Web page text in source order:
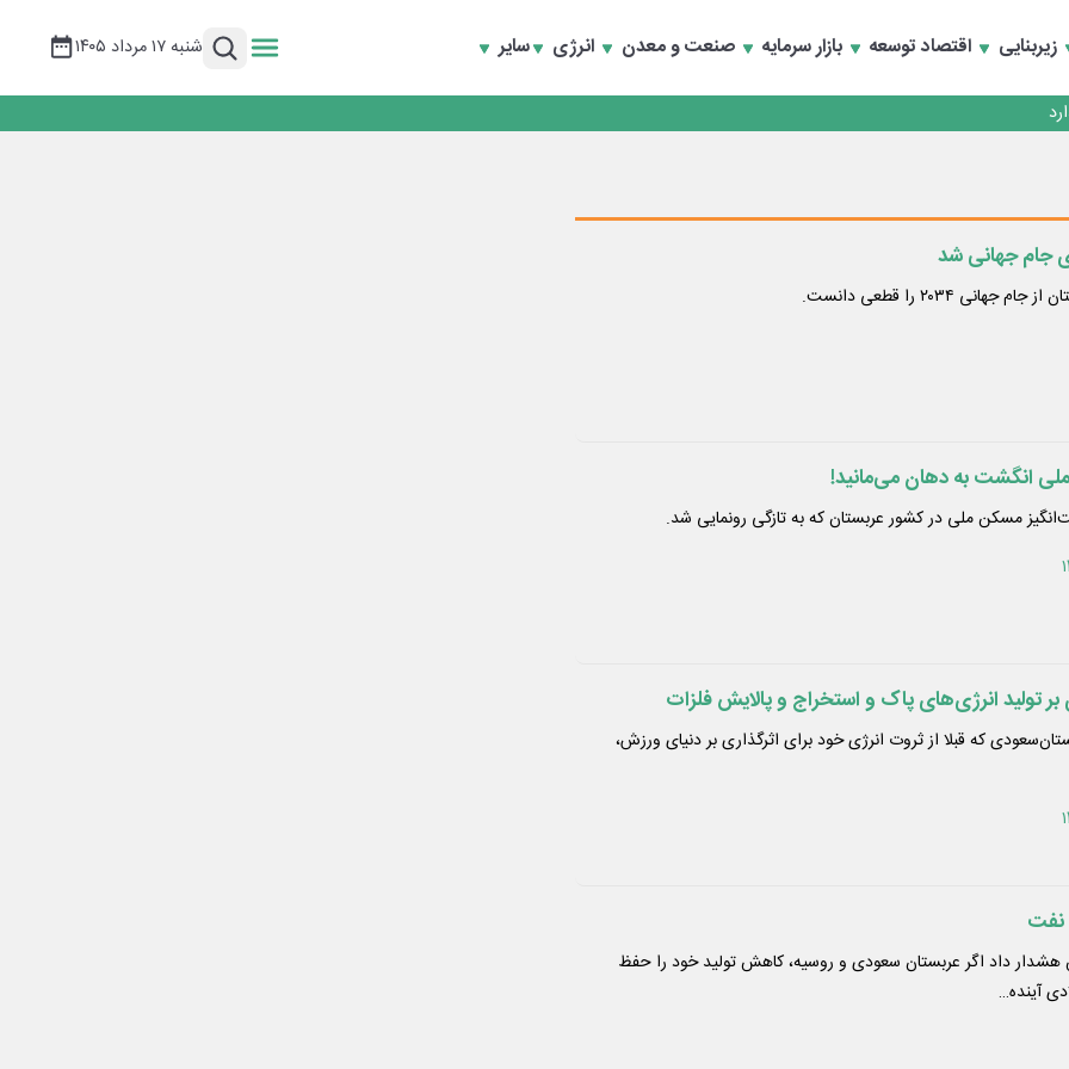
زیربنایی اقتصاد توسعه بازار سرمایه صنعت و معدن انرژی سایر شنبه ۱۷ مرداد ۱۴۰۵
جام جهانی شد
۲۰۳۴ را قطعی دانست.
انگشت به دهان می‌مانید!
مسکن ملی در کشور عربستان که به تازگی رونمایی شد.
بر تولید انرژی‌‌‌های پاک و استخراج و پالایش فلزات
که قبلا از ثروت انرژی خود برای اثرگذاری بر دنیای ورزش،
نفت
داد اگر عربستان سعودی و روسیه، کاهش تولید خود را حفظ
آینده…